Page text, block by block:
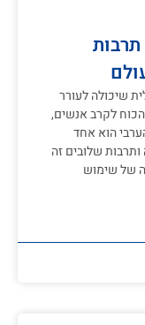
שיכולה לעורר
הכוח לקרב אנשים,
הוא אחד
ותרבות שלובים זה
של שימוש